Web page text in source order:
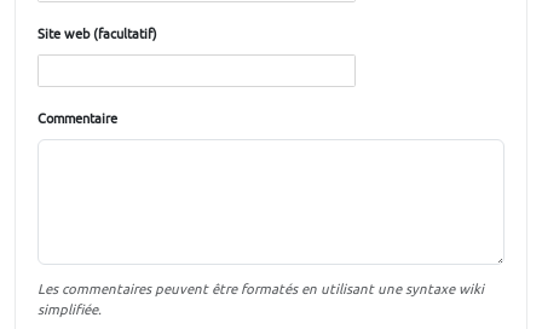
Site web (facultatif)
Commentaire
Les commentaires peuvent être formatés en utilisant une syntaxe wiki
simplifiée.